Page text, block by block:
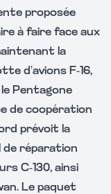
proposée
à faire face aux
la
d’avions F-16,
le Pentagone
de coopération
prévoit la
de réparation
C-130, ainsi
Le paquet